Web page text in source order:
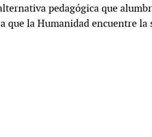
pedagógica que
que la Humanidad encuentre la